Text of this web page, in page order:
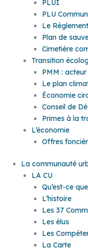
PLUI
PLU
Le
Plan de
Cimetière
Transition
PMM :
Le plan
Économie
Conseil de
Primes à la
L’économie
Offres
La communauté
LA CU
Qu’est-ce
L’histoire
Les 37
Les élus
Les
La Carte